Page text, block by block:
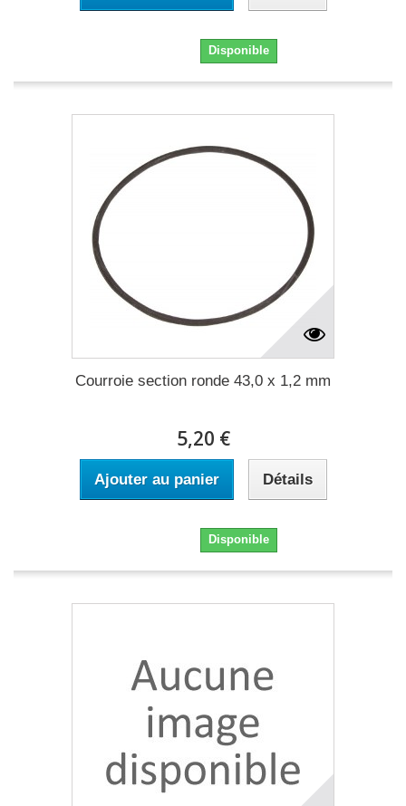
Disponible
Courroie section ronde 43,0 x 1,2 mm
5,20 €
Ajouter au panier Détails
Disponible